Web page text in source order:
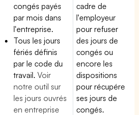
congés payés
par mois dans
l'entreprise.
Tous les jours
fériés définis
par le code du
travail.Voir
notre outil sur
les jours ouvrés
en entreprise
cadre de
l'employeur
pour refuser
des jours de
congés ou
encore les
dispositions
pour récupérer
ses jours de
congés.